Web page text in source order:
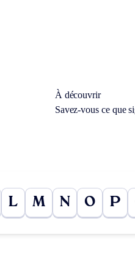
À découvrir
Savez-vous ce que
L M N O P